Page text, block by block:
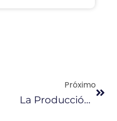
Próximo
La Producción De Petróleo De Ishpingo Se Difiere Para El 2020